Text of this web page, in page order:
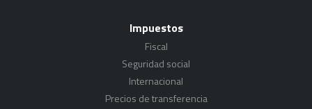
Impuestos
Fiscal
Seguridad social
Internacional
Precios de transferencia